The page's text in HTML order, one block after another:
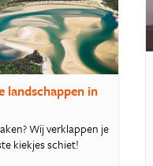
landschappen in
Wij verklappen je
kiekjes schiet!